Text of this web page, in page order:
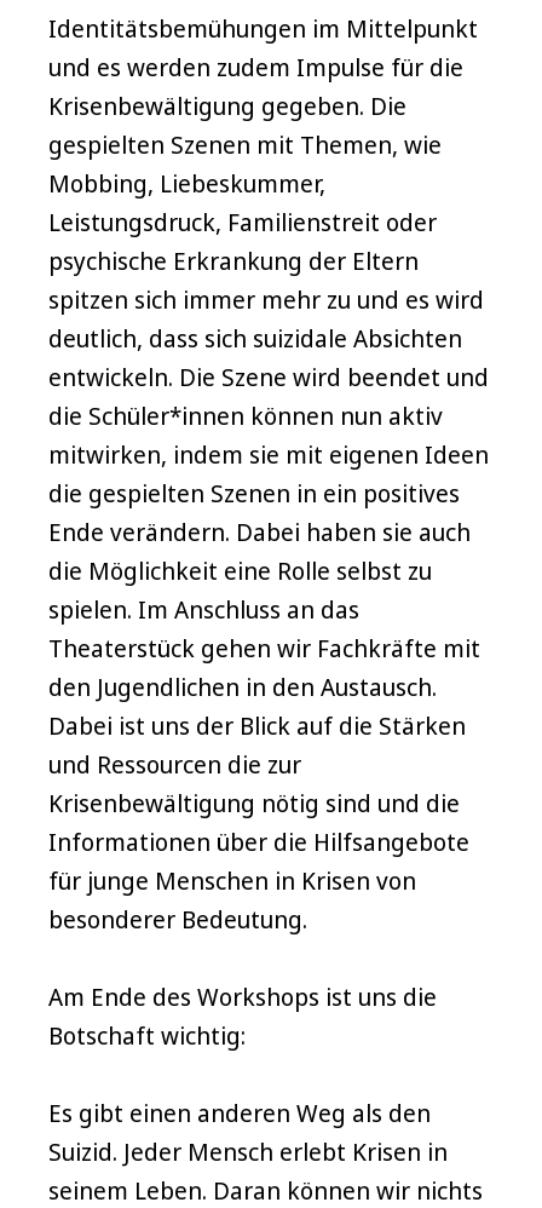
Identitätsbemühungen im Mittelpunkt
und es werden zudem Impulse für die
Krisenbewältigung gegeben. Die
gespielten Szenen mit Themen, wie
Mobbing, Liebeskummer,
Leistungsdruck, Familienstreit oder
psychische Erkrankung der Eltern
spitzen sich immer mehr zu und es wird
deutlich, dass sich suizidale Absichten
entwickeln. Die Szene wird beendet und
die Schüler*innen können nun aktiv
mitwirken, indem sie mit eigenen Ideen
die gespielten Szenen in ein positives
Ende verändern. Dabei haben sie auch
die Möglichkeit eine Rolle selbst zu
spielen. Im Anschluss an das
Theaterstück gehen wir Fachkräfte mit
den Jugendlichen in den Austausch.
Dabei ist uns der Blick auf die Stärken
und Ressourcen die zur
Krisenbewältigung nötig sind und die
Informationen über die Hilfsangebote
für junge Menschen in Krisen von
besonderer Bedeutung.
Am Ende des Workshops ist uns die
Botschaft wichtig:
Es gibt einen anderen Weg als den
Suizid. Jeder Mensch erlebt Krisen in
seinem Leben. Daran können wir nichts